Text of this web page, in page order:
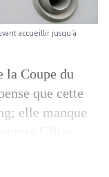
accueillir jusqu’à
la Coupe du
que cette
elle manque